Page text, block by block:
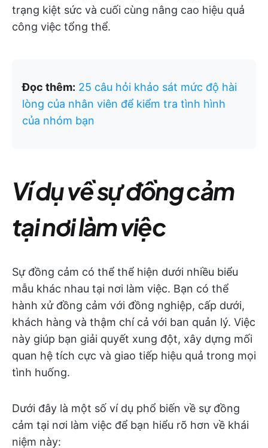
trạng kiệt sức và cuối cùng nâng cao hiệu quả
công việc tổng thể.
Đọc thêm: 25 câu hỏi khảo sát mức độ hài
lòng của nhân viên để kiểm tra tình hình
của nhóm bạn
Ví dụ về sự đồng cảm
tại nơi làm việc
Sự đồng cảm có thể thể hiện dưới nhiều biểu
mẫu khác nhau tại nơi làm việc. Bạn có thể
hành xử đồng cảm với đồng nghiệp, cấp dưới,
khách hàng và thậm chí cả với ban quản lý. Việc
này giúp bạn giải quyết xung đột, xây dựng mối
quan hệ tích cực và giao tiếp hiệu quả trong mọi
tình huống.
Dưới đây là một số ví dụ phổ biến về sự đồng
cảm tại nơi làm việc để bạn hiểu rõ hơn về khái
niệm này: